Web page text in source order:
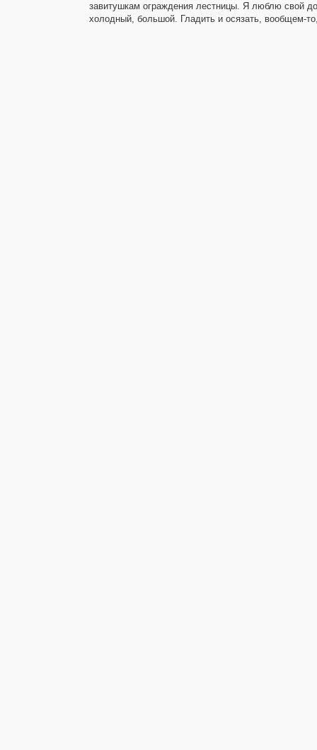
завитушкам ограждения лестницы. Я люблю свой
холодный, большой. Гладить и осязать, вообщем-